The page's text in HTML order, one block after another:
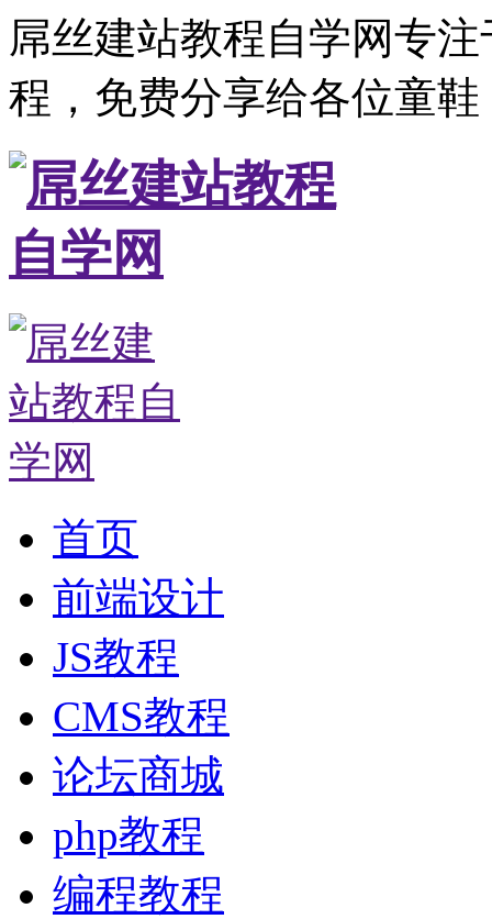
屌丝建站教程自学网专
程，免费分享给各位童
首页
前端设计
JS教程
CMS教程
论坛商城
php教程
编程教程